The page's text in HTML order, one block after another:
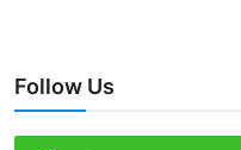
Follow Us